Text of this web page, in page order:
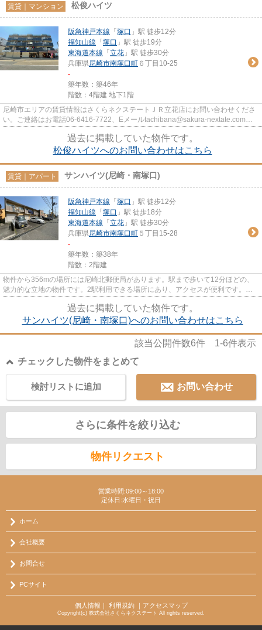
賃貸｜マンション 松俊ハイツ
阪急神戸本線 「 塚口 」駅 徒歩12分
福知山線 「 塚口 」駅 徒歩19分
東海道本線 「 立花 」駅 徒歩30分
兵庫県尼崎市南塚口町 ６丁目10-25
-
築年数：築46年
階数：4階建 地下1階
尼崎市エリアの賃貸情報はさくらネクステートＪＲ立花店にお問い合わせくださ
い。ご連絡はお電話06-6416-7722、Eメールtachibana@sakura-nextate.comま
過去に掲載していた物件です。
松俊ハイツへのお問い合わせはこちら
賃貸｜アパート サンハイツ(尼崎・南塚口)
阪急神戸本線 「 塚口 」駅 徒歩12分
福知山線 「 塚口 」駅 徒歩18分
東海道本線 「 立花 」駅 徒歩30分
兵庫県尼崎市南塚口町 ５丁目15-28
-
築年数：築38年
階数：2階建
物件から356mの場所には尼崎北郵便局があります。駅まで歩いて12分ほどの、
魅力的な立地の物件です。2駅利用できる場所にあり、アクセスが便利です。お
過去に掲載していた物件です。
サンハイツ(尼崎・南塚口)へのお問い合わせはこちら
該当公開件数6件 1-6件表示
チェックした物件をまとめて
お問い合わせ
検討リストに追加
さらに条件を絞り込む
物件リクエスト
営業時間:09:00～18:00
定休日:水曜日・祝日
ホーム
会社概要
お問合せ
PCサイト
個人情報 利用規約｜ アクセスマップ
Copyright(c) 株式会社さくらネクステート All rights reserved.